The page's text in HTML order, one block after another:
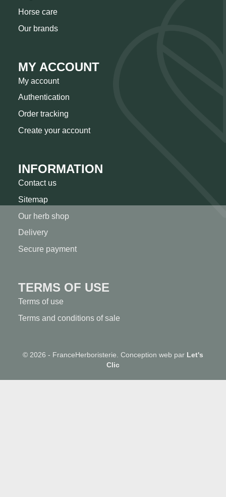
Horse care
Our brands
MY ACCOUNT
My account
Authentication
Order tracking
Create your account
INFORMATION
Contact us
Sitemap
Our herb shop
Delivery
Secure payment
TERMS OF USE
Terms of use
Terms and conditions of sale
© 2026 - FranceHerboristerie. Conception web par Let's
Clic